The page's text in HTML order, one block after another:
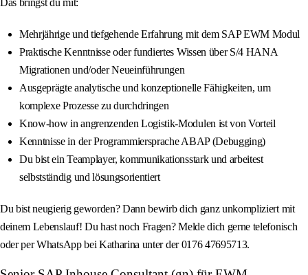
Das bringst du mit:
Mehrjährige und tiefgehende Erfahrung mit dem SAP EWM Modul
Praktische Kenntnisse oder fundiertes Wissen über S/4 HANA
Migrationen und/oder Neueinführungen
Ausgeprägte analytische und konzeptionelle Fähigkeiten, um
komplexe Prozesse zu durchdringen
Know-how in angrenzenden Logistik-Modulen ist von Vorteil
Kenntnisse in der Programmiersprache ABAP (Debugging)
Du bist ein Teamplayer, kommunikationsstark und arbeitest
selbstständig und lösungsorientiert
Du bist neugierig geworden? Dann bewirb dich ganz unkompliziert mit
deinem Lebenslauf! Du hast noch Fragen? Melde dich gerne telefonisch
oder per WhatsApp bei Katharina unter der 0176 47695713.